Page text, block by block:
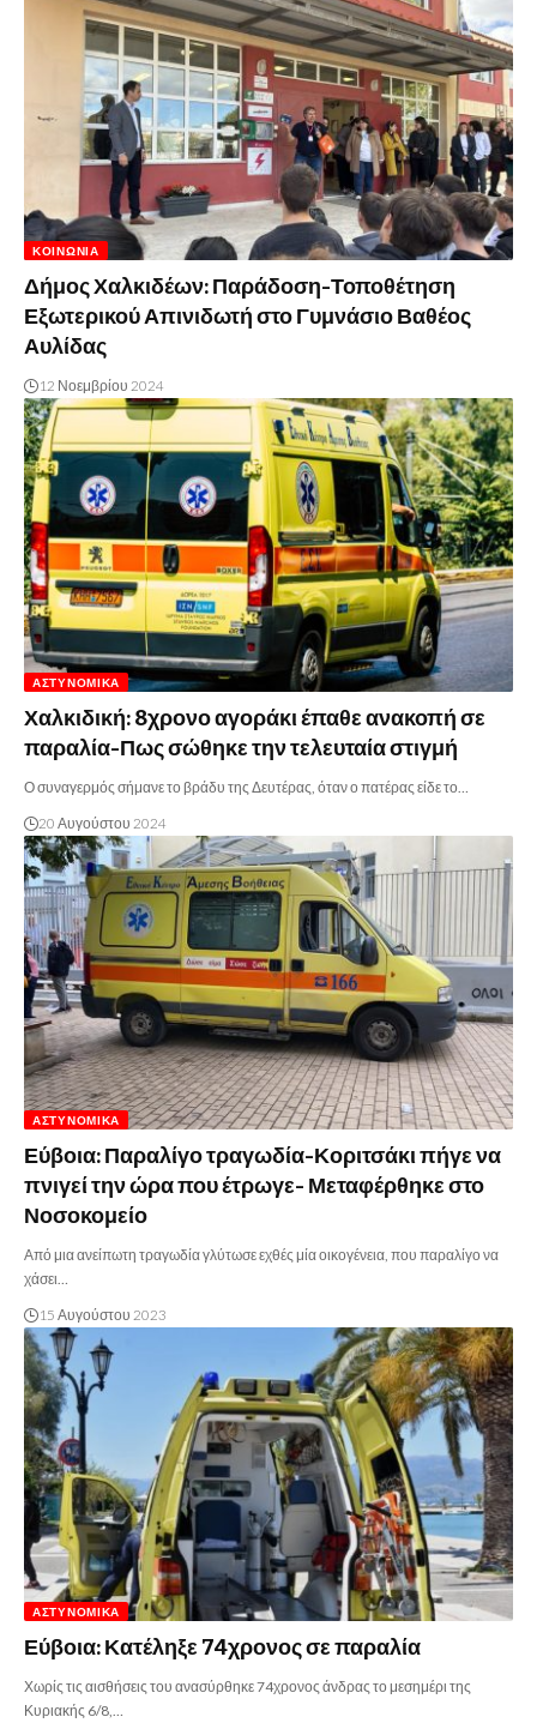
ΚΟΙΝΩΝΊΑ
Δήμος Χαλκιδέων: Παράδοση-Τοποθέτηση
Εξωτερικού Απινιδωτή στο Γυμνάσιο Βαθέος
Αυλίδας
12 Νοεμβρίου 2024
ΑΣΤΥΝΟΜΙΚΆ
Χαλκιδική: 8χρονο αγοράκι έπαθε ανακοπή σε
παραλία-Πως σώθηκε την τελευταία στιγμή
Ο συναγερμός σήμανε το βράδυ της Δευτέρας, όταν ο πατέρας είδε το…
20 Αυγούστου 2024
ΑΣΤΥΝΟΜΙΚΆ
Εύβοια: Παραλίγο τραγωδία-Κοριτσάκι πήγε να
πνιγεί την ώρα που έτρωγε- Μεταφέρθηκε στο
Νοσοκομείο
Από μια ανείπωτη τραγωδία γλύτωσε εχθές μία οικογένεια, που παραλίγο να
χάσει…
15 Αυγούστου 2023
ΑΣΤΥΝΟΜΙΚΆ
Εύβοια: Κατέληξε 74χρονος σε παραλία
Χωρίς τις αισθήσεις του ανασύρθηκε 74χρονος άνδρας το μεσημέρι της
Κυριακής 6/8,…